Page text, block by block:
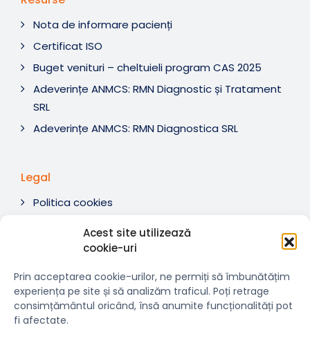
Acest site utilizează
cookie-uri
Prin acceptarea cookie-urilor, ne permiți să îmbunătățim
experiența pe site și să analizăm traficul. Poți retrage
consimțământul oricând, însă anumite funcționalități pot
fi afectate.
Nota de informare pacienți
Certificat ISO
Buget venituri – cheltuieli program CAS 2025
Adeverințe ANMCS: RMN Diagnostic și Tratament
SRL
Adeverințe ANMCS: RMN Diagnostica SRL
Legal
Politica cookies
Soluționare litigii